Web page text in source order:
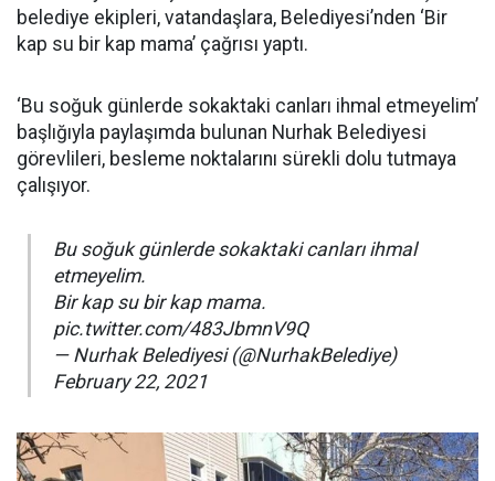
belediye ekipleri, vatandaşlara, Belediyesi’nden ‘Bir
kap su bir kap mama’ çağrısı yaptı.
‘Bu soğuk günlerde sokaktaki canları ihmal etmeyelim’
başlığıyla paylaşımda bulunan Nurhak Belediyesi
görevlileri, besleme noktalarını sürekli dolu tutmaya
çalışıyor.
Bu soğuk günlerde sokaktaki canları ihmal
etmeyelim.
Bir kap su bir kap mama.
pic.twitter.com/483JbmnV9Q
— Nurhak Belediyesi (@NurhakBelediye)
February 22, 2021